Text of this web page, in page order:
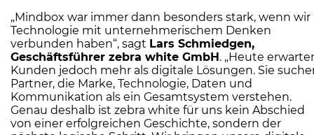
„Mindbox war immer dann besonders stark, wenn wir
Technologie mit unternehmerischem Denken
verbunden haben“, sagt Lars Schmiedgen,
Geschäftsführer zebra white GmbH. „Heute
Kunden jedoch mehr als digitale Lösungen. Sie
Partner, die Marke, Technologie, Daten und
Kommunikation als ein Gesamtsystem verstehen.
Genau deshalb ist zebra white für uns kein Abschied
von einer erfolgreichen Geschichte, sondern der